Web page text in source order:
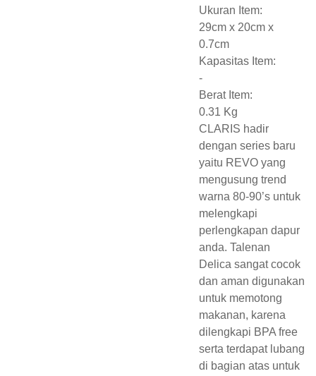
Ukuran Item:
29cm x 20cm x
0.7cm
Kapasitas Item:
-
Berat Item:
0.31 Kg
CLARIS hadir
dengan series baru
yaitu REVO yang
mengusung trend
warna 80-90’s untuk
melengkapi
perlengkapan dapur
anda. Talenan
Delica sangat cocok
dan aman digunakan
untuk memotong
makanan, karena
dilengkapi BPA free
serta terdapat lubang
di bagian atas untuk